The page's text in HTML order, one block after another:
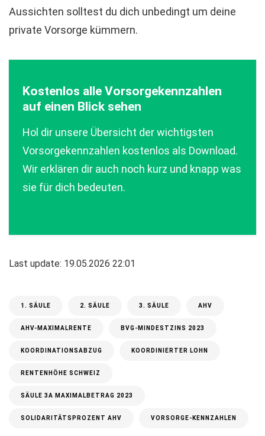
Aussichten solltest du dich unbedingt um deine
private Vorsorge kümmern.
Kostenlos alle Vorsorgekennzahlen
auf einen Blick sehen
Hol dir unsere Übersicht der wichtigsten
Vorsorgekennzahlen kostenlos als Download.
Wir erklären dir auch noch kurz und knapp was
sie für dich bedeuten.
Last update: 19.05.2026 22:01
1. SÄULE 2. SÄULE 3. SÄULE AHV
AHV-MAXIMALRENTE BVG-MINDESTZINS 2023
KOORDINATIONSABZUG KOORDINIERTER LOHN
RENTENHÖHE SCHWEIZ
SÄULE 3A MAXIMALBETRAG 2023
SOLIDARITÄTSPROZENT AHV VORSORGE-KENNZAHLEN